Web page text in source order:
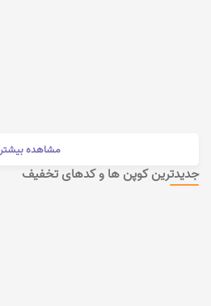
مشاهده بیشتر
جدیدترین کوپن ها و کدهای تخفیف